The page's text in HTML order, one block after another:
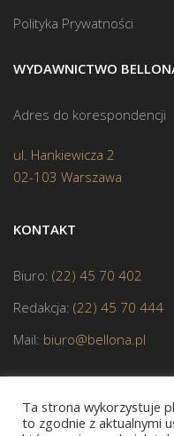
Polityka Prywatności
WYDAWNICTWO
Adres do korespondencji
ul. Hankiewicza 2
02-103 Warszawa
KONTAKT
Biuro: (22) 45 70 402
Redakcja: (22) 45 70 444
Mail: biuro@bellona.pl
Ta strona wykorzystuje
to zgodnie z aktualnymi